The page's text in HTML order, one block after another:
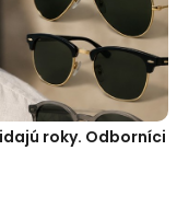
roky. Odborníci